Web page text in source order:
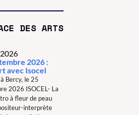
DES ARTS
2026 :
avec Isocel
Bercy, le 25
2026 ISOCEL- La
à fleur de peau
interprète